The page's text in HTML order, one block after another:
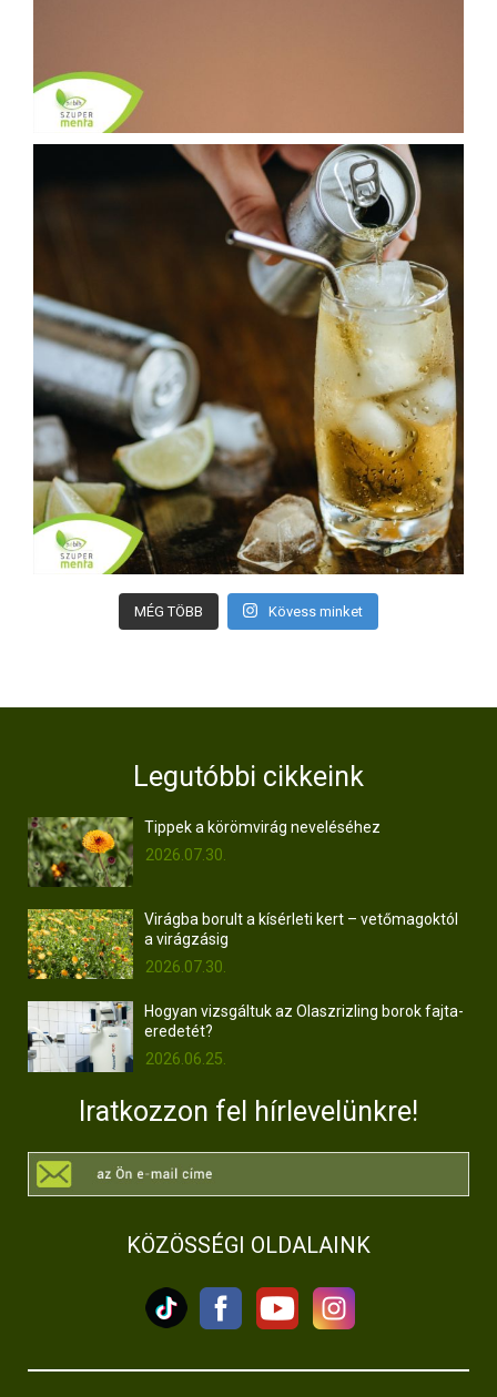
MÉG TÖBB Kövess minket
Legutóbbi cikkeink
Tippek a körömvirág neveléséhez
2026.07.30.
Virágba borult a kísérleti kert – vetőmagoktól
a virágzásig
2026.07.30.
Hogyan vizsgáltuk az Olaszrizling borok fajta-
eredetét?
2026.06.25.
Iratkozzon fel hírlevelünkre!
KÖZÖSSÉGI OLDALAINK